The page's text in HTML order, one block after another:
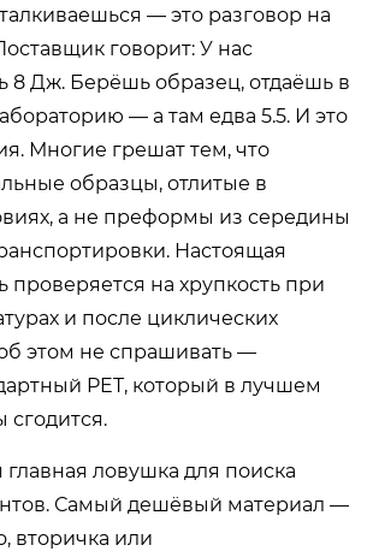
— это разговор на
говорит: У нас
8 Дж. Берёшь образец, отдаёшь в
— а там едва 5.5. И это
Многие грешат тем, что
образцы, отлитые в
а не преформы из середины
Настоящая
проверяется на хрупкость при
и после циклических
этом не спрашивать —
PET, который в лучшем
сгодится.
главная ловушка для поиска
Самый дешёвый материал —
вторичка или